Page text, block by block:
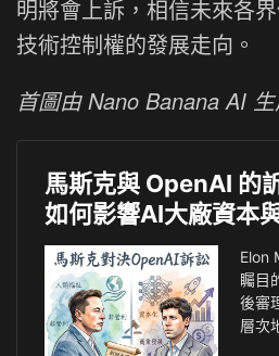
明將會上訴，相信未來各
技術控制權的發展走向。
首圖由 Nano Banana AI